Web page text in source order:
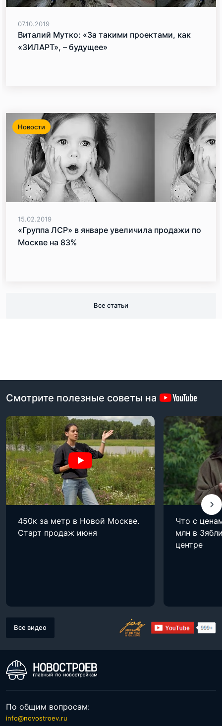
07.10.2019
Виталий Мутко: «За такими проектами, как
«ЗИЛАРТ», – будущее»
Новости
15.02.2019
«Группа ЛСР» в январе увеличила продажи по
Москве на 83%
Все статьи
Смотрите полезные советы на
450к за метр в Новой Москве.
Старт продаж июня
Что с
млн в
центре
Все видео
По общим вопросам:
info@novostroev.ru